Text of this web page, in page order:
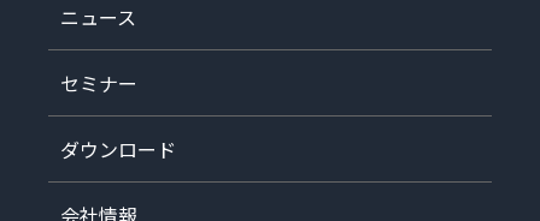
ニュース
セミナー
ダウンロード
会社情報